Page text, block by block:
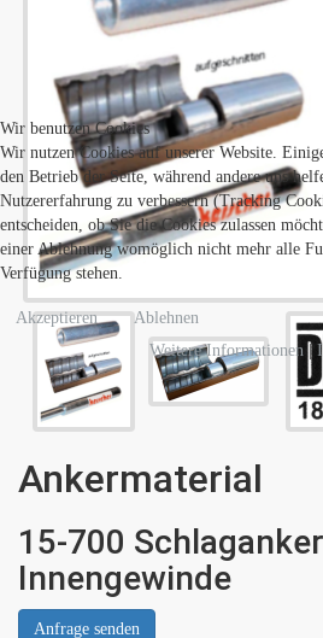
Ankermaterial
15-700
Innengewinde
Anfrage senden
Wir benutzen Cookies
Wir nutzen Cookies auf unserer Website.
den Betrieb der Seite, während andere uns
Nutzererfahrung zu verbessern (Tracking
entscheiden, ob Sie die Cookies zulassen
einer Ablehnung womöglich nicht mehr alle
Verfügung stehen.
Akzeptieren
Ablehnen
Weitere Informationen|